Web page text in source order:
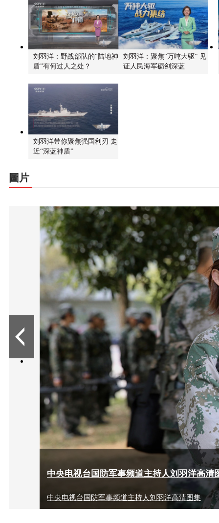
刘羽洋：野战部队的“陆地神
盾”有何过人之处？
刘羽洋：聚焦“万吨大驱” 见
证人民海军砺剑深蓝
刘羽洋带你聚焦强国利刃 走
近“深蓝神盾”
圖片
中央电视台国防军事频道主持人刘羽洋高清图
中央电视台国防军事频道主持人刘羽洋高清图集